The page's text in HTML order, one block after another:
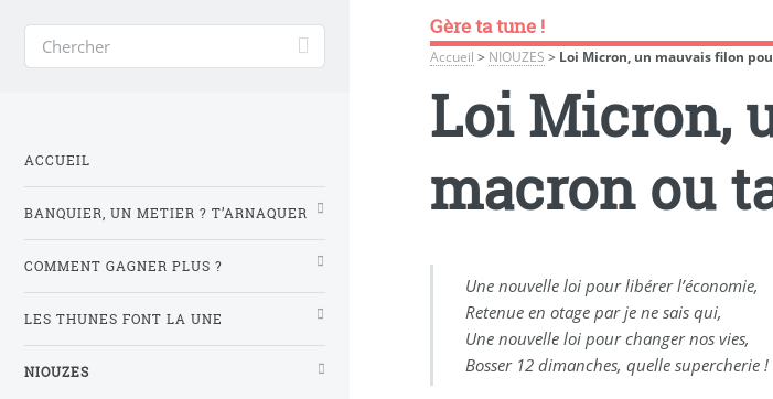
Gère ta tune !
Accueil > NIOUZES > Loi Micron, un mauvais filon
Loi Micron,
macron ou
Une nouvelle loi pour libérer l’économie,
Retenue en otage par je ne sais qui,
Une nouvelle loi pour changer nos vies,
Bosser 12 dimanches, quelle supercherie !
ACCUEIL
BANQUIER, UN METIER ? T’ARNAQUER
COMMENT GAGNER PLUS ?
LES THUNES FONT LA UNE
NIOUZES